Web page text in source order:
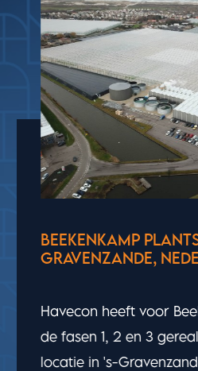
FLORA PACK, ST.
ONTARIO, CANADA
Havecon heeft een
en een magazijn van
voltooid voor Flora